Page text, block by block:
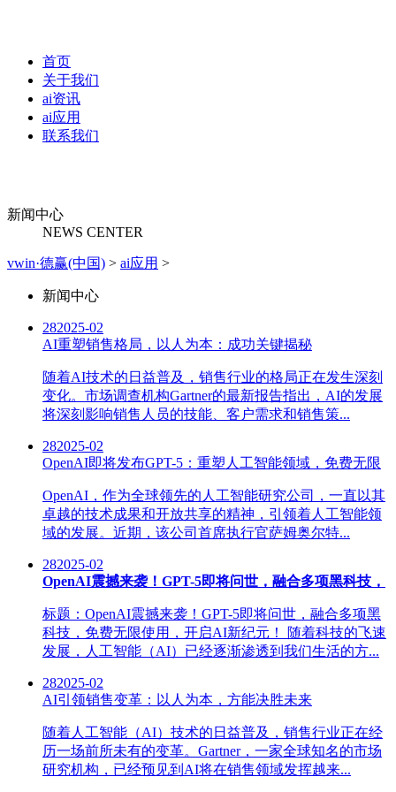
首页
关于我们
ai资讯
ai应用
联系我们
新闻中心
NEWS CENTER
vwin·德赢(中国) > ai应用 >
新闻中心
282025-02
AI重塑销售格局，以人为本：成功关键揭秘
随着AI技术的日益普及，销售行业的格局正在发生深刻
变化。市场调查机构Gartner的最新报告指出，AI的发展
将深刻影响销售人员的技能、客户需求和销售策...
282025-02
OpenAI即将发布GPT-5：重塑人工智能领域，免费无限
OpenAI，作为全球领先的人工智能研究公司，一直以其
卓越的技术成果和开放共享的精神，引领着人工智能领
域的发展。近期，该公司首席执行官萨姆奥尔特...
282025-02
OpenAI震撼来袭！GPT-5即将问世，融合多项黑科技，
标题：OpenAI震撼来袭！GPT-5即将问世，融合多项黑
科技，免费无限使用，开启AI新纪元！ 随着科技的飞速
发展，人工智能（AI）已经逐渐渗透到我们生活的方...
282025-02
AI引领销售变革：以人为本，方能决胜未来
随着人工智能（AI）技术的日益普及，销售行业正在经
历一场前所未有的变革。Gartner，一家全球知名的市场
研究机构，已经预见到AI将在销售领域发挥越来...